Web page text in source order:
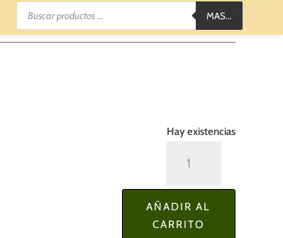
Búsqueda
productos
MAS...
Hay existencias
Jabón
Negro
cantidad
AÑADIR AL
CARRITO